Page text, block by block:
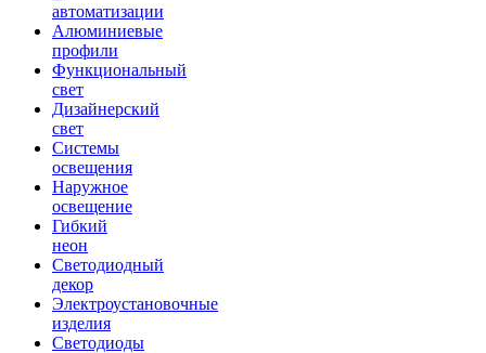
автоматизации
Алюминиевые
профили
Функциональный
свет
Дизайнерский
свет
Системы
освещения
Наружное
освещение
Гибкий
неон
Светодиодный
декор
Электроустановочные
изделия
Светодиоды